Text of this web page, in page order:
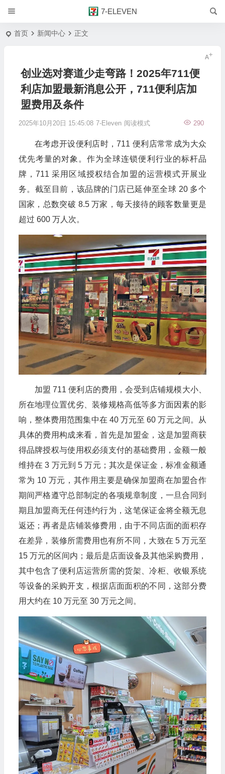
7-ELEVEN
首页 新闻中心 正文
创业选对赛道少走弯路！2025年711便
利店加盟最新消息公开，711便利店加
盟费用及条件
2025年10月20日 15:45:08 7-Eleven 290
阅读模式
在考虑开设便利店时，711 便利店常常成为大众
优先考量的对象。作为全球连锁便利行业的标杆品
牌，711 采用区域授权结合加盟的运营模式开展业
务。截至目前，该品牌的门店已延伸至全球 20 多个
国家，总数突破 8.5 万家，每天接待的顾客数量更是
超过 600 万人次。
加盟 711 便利店的费用，会受到店铺规模大小、
所在地理位置优劣、装修规格高低等多方面因素的影
响，整体费用范围集中在 40 万元至 60 万元之间。从
具体的费用构成来看，首先是加盟金，这是加盟商获
得品牌授权与使用权必须支付的基础费用，金额一般
维持在 3 万元到 5 万元；其次是保证金，标准金额通
常为 10 万元，其作用主要是确保加盟商在加盟合作
期间严格遵守总部制定的各项规章制度，一旦合同到
期且加盟商无任何违约行为，这笔保证金将全额无息
返还；再者是店铺装修费用，由于不同店面的面积存
在差异，装修所需费用也有所不同，大致在 5 万元至
15 万元的区间内；最后是店面设备及其他采购费用，
其中包含了便利店运营所需的货架、冷柜、收银系统
等设备的采购开支，根据店面面积的不同，这部分费
用大约在 10 万元至 30 万元之间。